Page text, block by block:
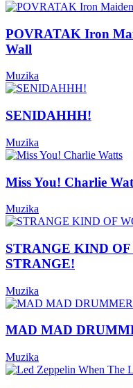
POVRATAK Iron
Wall
Muzika
SENIDAHHH!
Muzika
Miss You! Charlie
Muzika
STRANGE KIND
STRANGE!
Muzika
MAD MAD
Muzika